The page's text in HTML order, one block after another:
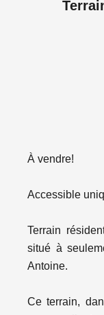
À vendre!
Accessible
Terrain
situé à
Antoine.
Ce terrain,